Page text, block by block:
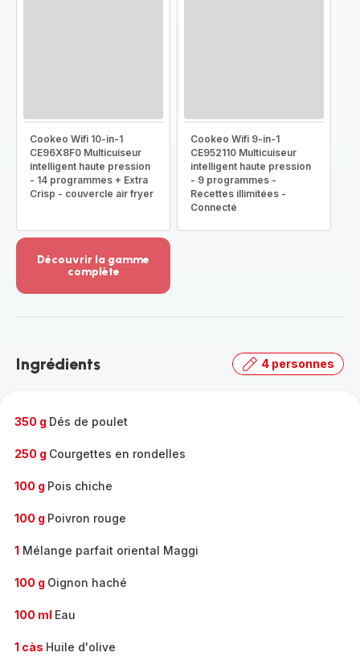
Cookeo Wifi 10-in-1
CE96X8F0 Multicuiseur
intelligent haute pression
- 14 programmes + Extra
Crisp - couvercle air fryer
Cookeo Wifi 9-in-1
CE952110 Multicuiseur
intelligent haute pression
- 9 programmes -
Recettes illimitées -
Connecté
Découvrir la gamme
complète
-
gamme
Ingrédients 4 personnes
350 g Dés de poulet
250 g Courgettes en rondelles
100 g Pois chiche
100 g Poivron rouge
1 Mélange parfait oriental Maggi
100 g Oignon haché
100 ml Eau
1 càs Huile d'olive